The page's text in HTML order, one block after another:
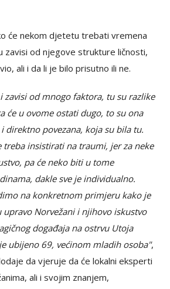
će nekom djetetu trebati vremena
zavisi od njegove strukture ličnosti,
ali i da li je bilo prisutno ili ne.
zavisi od mnogo faktora, tu su razlike
će u ovome ostati dugo, to su ona
direktno povezana, koja su bila tu.
treba insistirati na traumi, jer za neke
pa će neko biti u tome
dakle sve je individualno.
na konkretnom primjeru kako je
upravo Norvežani i njihovo iskustvo
događaja na ostrvu Utoja
ubijeno 69, većinom mladih osoba",
da vjeruje da će lokalni eksperti
ali i svojim znanjem,